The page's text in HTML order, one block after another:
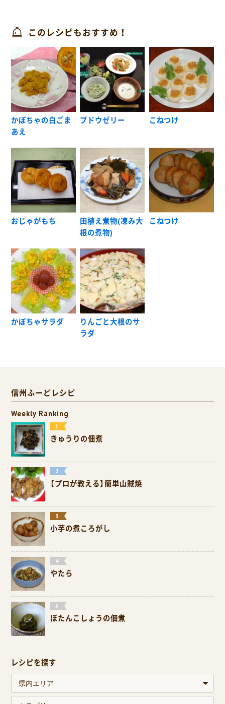
このレシピもおすすめ！
かぼちゃの白ごま
あえ
ブドウゼリー こねつけ
おじゃがもち
田植え煮物(凍み大
根の煮物)
こねつけ
かぼちゃサラダ
りんごと大根のサ
ラダ
信州ふーどレシピ
Weekly Ranking
きゅうりの佃煮
【プロが教える】簡単山賊焼
小芋の煮ころがし
やたら
ぼたんこしょうの佃煮
レシピを探す